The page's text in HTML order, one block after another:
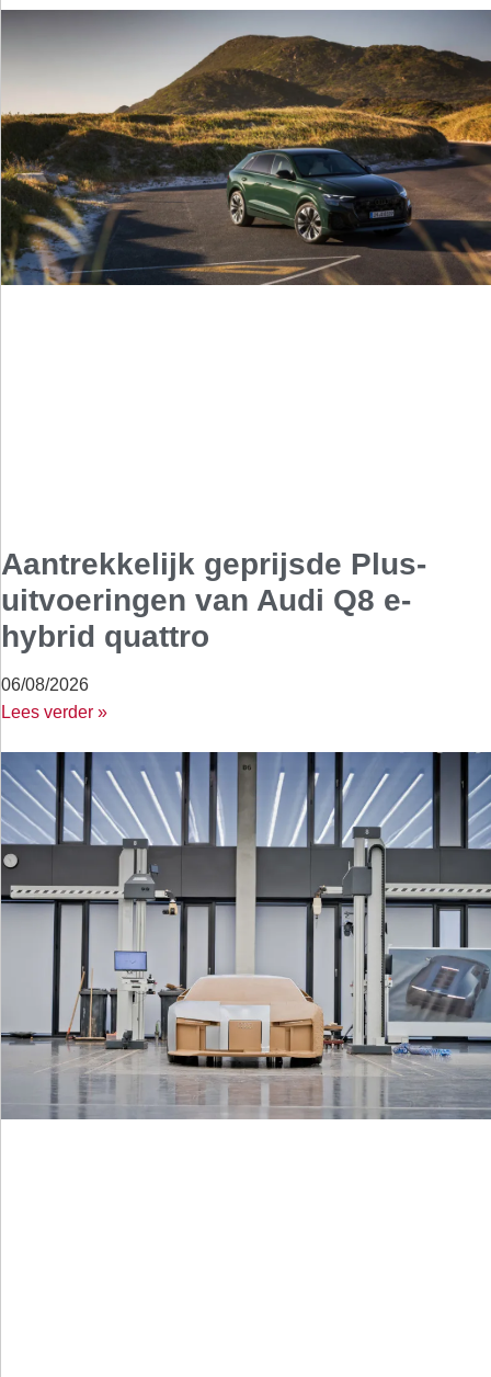
Aantrekkelijk geprijsde Plus-
uitvoeringen van Audi Q8 e-
hybrid quattro
06/08/2026
Lees verder »